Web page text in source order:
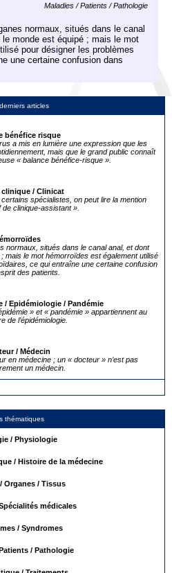
articles
bénéfice risque
a mis en lumière une expression que les
mais que le grand public connaît
« balance bénéfice-risque ».
clinique / Clinicat
spécialistes, on peut lire la mention
clinique-assistant ».
normaux, situés dans le canal anal, et dont
mais le mot hémorroïdes est également utilisé
ce qui entraîne une certaine confusion
des patients.
/ Epidémiologie / Pandémie
» et « pandémie » appartiennent au
de l’épidémiologie.
/ Médecin
en médecine ; un « docteur » n’est pas
un médecin.
thématiques
/ Physiologie
/ Histoire de la médecine
Organes / Tissus
médicales
/ Syndromes
/ Pathologie
Maladies / Patients / Pathologie
normaux, situés dans le canal
monde est équipé ; mais le mot
pour désigner les problèmes
une certaine confusion dans